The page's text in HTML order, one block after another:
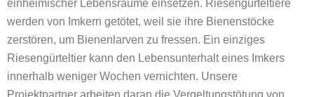
einheimischer Lebensräume einsetzen. Riesengürteltiere
werden von Imkern getötet, weil sie ihre Bienenstöcke
zerstören, um Bienenlarven zu fressen. Ein einziges
Riesengürteltier kann den Lebensunterhalt eines Imkers
innerhalb weniger Wochen vernichten. Unsere
Projektpartner arbeiten daran die Vergeltungstötung von